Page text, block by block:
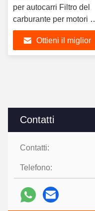
Contatti
Contatti:
Telefono:
per autocarri Filtro del
carburante per motori a
benzina Efficienza del
filtro 99%Ottieni il miglior